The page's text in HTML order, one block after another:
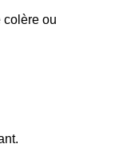
colère ou